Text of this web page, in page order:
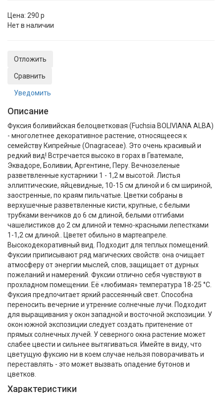
Цена: 290 p
Нет в наличии
Отложить
Сравнить
Уведомить
Описание
Фуксия боливийская белоцветковая (Fuchsia BOLIVIANA ALBA)
- многолетнее декоративное растение, относящееся к
семейству Кипрейные (Onagraceae). Это очень красивый и
редкий вид! Встречается высоко в горах в Гватемале,
Эквадоре, Боливии, Аргентине, Перу. Вечнозеленые
разветвленные кустарники 1 - 1,2 м высотой. Листья
эллиптические, яйцевидные, 10-15 см длиной и 6 см шириной,
заостренные, по краям пильчатые. Цветки собраны в
верхушечные разветвленные кисти, крупные, с белыми
трубками венчиков до 6 см длиной, белыми отгибами
чашелистиков до 2 см длиной и темно-красными лепестками
1-1,2 см длиной.. Цветет обильно в мартеапреле.
Высокодекоративный вид. Подходит для теплых помещений.
Фуксии приписывают ряд магических свойств: она очищает
атмосферу от энергии мыслей, слов, защищает от дурных
пожеланий и намерений. Фуксии отлично себя чувствуют в
прохладном помещении. Её «любимая» температура 18-25 °С.
Фуксия предпочитает яркий рассеянный свет. Способна
переносить вечерние и утренние солнечные лучи. Подходит
для выращивания у окон западной и восточной экспозиции. У
окон южной экспозиции следует создать притенение от
прямых солнечных лучей. У северного окна растение может
слабее цвести и сильнее вытягиваться. Имейте в виду, что
цветущую фуксию ни в коем случае нельзя поворачивать и
переставлять - это может вызвать опадение бутонов и
цветков.
Характеристики
Консультант
Оператор online